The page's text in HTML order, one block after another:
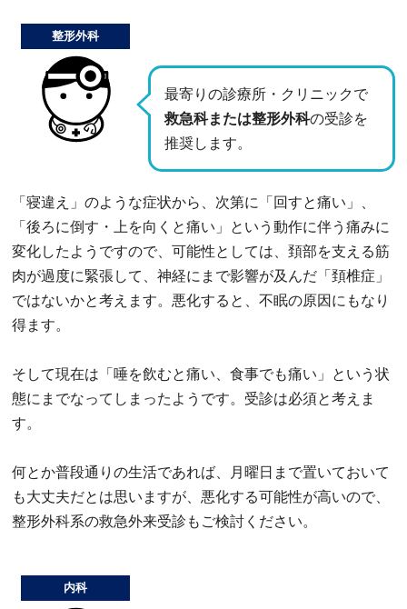
最寄りの診療所・クリニックで
救急科または整形外科の受診を
推奨します。
整形外科
「寝違え」のような症状から、次第に「回すと痛い」、
「後ろに倒す・上を向くと痛い」という動作に伴う痛みに
変化したようですので、可能性としては、頚部を支える筋
肉が過度に緊張して、神経にまで影響が及んだ「頚椎症」
ではないかと考えます。悪化すると、不眠の原因にもなり
得ます。
そして現在は「唾を飲むと痛い、食事でも痛い」という状
態にまでなってしまったようです。受診は必須と考えま
す。
何とか普段通りの生活であれば、月曜日まで置いておいて
も大丈夫だとは思いますが、悪化する可能性が高いので、
整形外科系の救急外来受診もご検討ください。
内科